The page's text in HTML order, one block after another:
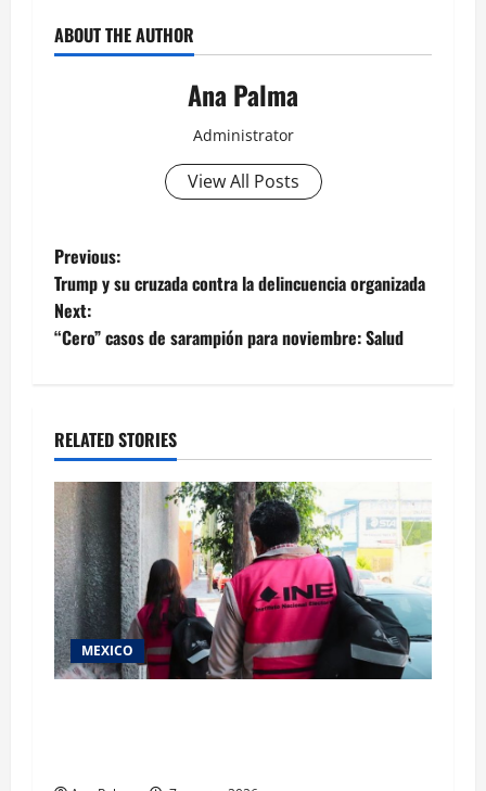
ABOUT THE AUTHOR
Ana Palma
Administrator
View All Posts
Post
navigation
Previous:
Trump y su cruzada contra la delincuencia organizada
Next:
“Cero” casos de sarampión para noviembre: Salud
RELATED STORIES
MEXICO